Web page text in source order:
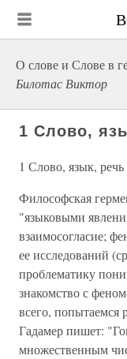
О слове и Слове в
Билотас Виктор
1 Слово,
1 Слово, язык, речь
Философская
"языковыми
взаимосогласие;
ее исследований
проблематику
знакомство с
всего, попытаемся
Гадамер пишет:
множественным